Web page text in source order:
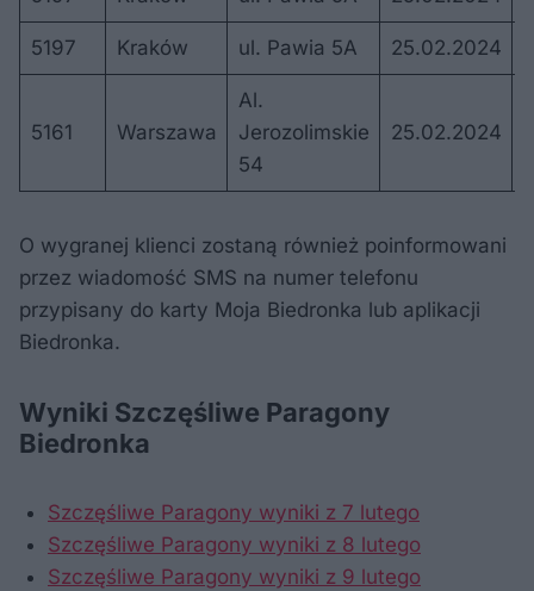
5197 Kraków ul. Pawia 5A 25.02.2024
5161 Warszawa
Al.
Jerozolimskie
54
25.02.2024
O wygranej klienci zostaną również poinformowani
przez wiadomość SMS na numer telefonu
przypisany do karty Moja Biedronka lub aplikacji
Biedronka.
Wyniki Szczęśliwe Paragony
Biedronka
Szczęśliwe Paragony wyniki z 7 lutego
Szczęśliwe Paragony wyniki z 8 lutego
Szczęśliwe Paragony wyniki z 9 lutego